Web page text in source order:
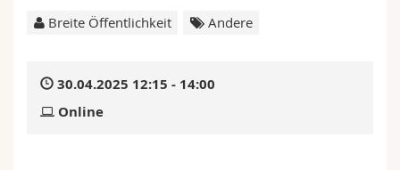
Fak. für Erziehungs- und Bildungswissenschaften
Forschende
Bibliotheken
Breite Öffentlichkeit Andere
30.04.2025 12:15 - 14:00
Online